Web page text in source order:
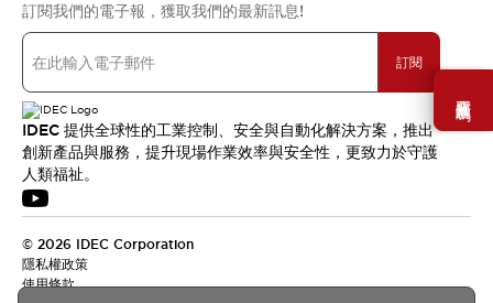
需要幫助嗎？
訂閱我們的電子報，獲取我們的最新訊息!
訂閱
IDEC 提供全球性的工業控制、安全與自動化解決方案，推出
創新產品與服務，提升現場作業效率與安全性，更致力於守護
人類福祉。
© 2026 IDEC Corporation
隱私權政策
使用條款